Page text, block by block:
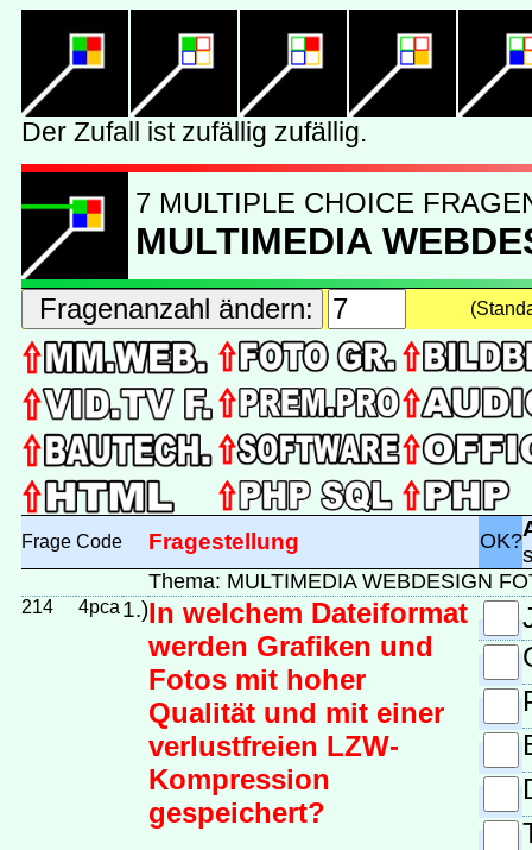
7 MULTIPLE CHOICE
MULTIMEDIA
Frage Code Fragestellung OK?
Thema: MULTIMEDIA WEBDESIGN
214 4pca 1.)In welchem Dateiformat
werden Grafiken und
Fotos mit hoher
Qualität und mit einer
verlustfreien LZW-
Kompression
gespeichert?